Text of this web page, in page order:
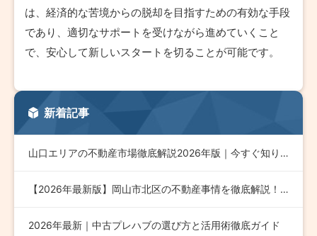
は、経済的な苦境からの脱却を目指すための有効な手段
であり、適切なサポートを受けながら進めていくこと
で、安心して新しいスタートを切ることが可能です。
新着記事
山口エリアの不動産市場徹底解説2026年版｜今すぐ知りたい最…
【2026年最新版】岡山市北区の不動産事情を徹底解説！成功す…
2026年最新｜中古プレハブの選び方と活用術徹底ガイド